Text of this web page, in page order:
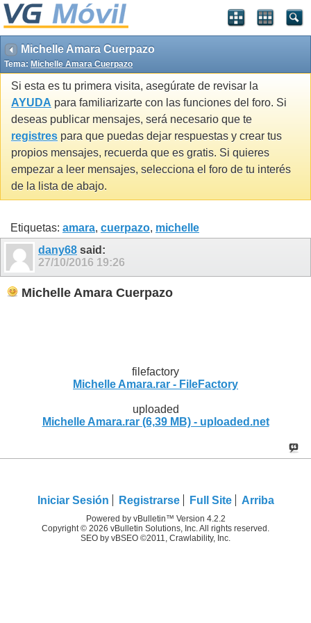
Michelle Amara Cuerpazo
Tema: Michelle Amara Cuerpazo
Si esta es tu primera visita, asegúrate de revisar la
AYUDA para familiarizarte con las funciones del foro. Si
deseas publicar mensajes, será necesario que te
registres para que puedas dejar respuestas y crear tus
propios mensajes, recuerda que es gratis. Si quieres
empezar a leer mensajes, selecciona el foro de tu interés
de la lista de abajo.
Etiquetas: amara, cuerpazo, michelle
dany68 said:
27/10/2016 19:26
Michelle Amara Cuerpazo
filefactory
Michelle Amara.rar - FileFactory
uploaded
Michelle Amara.rar (6,39 MB) - uploaded.net
Iniciar Sesión Registrarse Full Site Arriba
Powered by vBulletin™ Version 4.2.2
Copyright © 2026 vBulletin Solutions, Inc. All rights reserved.
SEO by vBSEO ©2011, Crawlability, Inc.